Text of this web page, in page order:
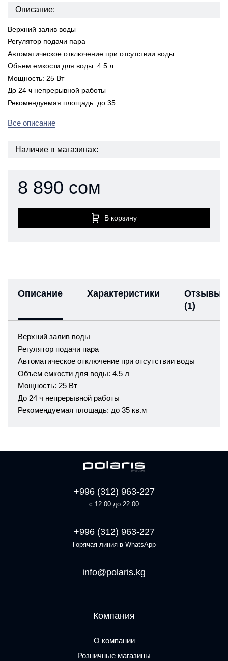
Описание:
Верхний залив воды
Регулятор подачи пара
Автоматическое отключение при отсутствии воды
Объем емкости для воды: 4.5 л
Мощность: 25 Вт
До 24 ч непрерывной работы
Рекомендуемая площадь: до 35…
Все описание
Наличие в магазинах:
8 890 сом
В корзину
Описание Характеристики
Отзывы
(1)
Верхний залив воды
Регулятор подачи пара
Автоматическое отключение при отсутствии воды
Объем емкости для воды: 4.5 л
Мощность: 25 Вт
До 24 ч непрерывной работы
Рекомендуемая площадь: до 35 кв.м
+996 (312) 963-227
с 12:00 до 22:00
+996 (312) 963-227
Горячая линия в WhatsApp
info@polaris.kg
Компания
О компании
Розничные магазины